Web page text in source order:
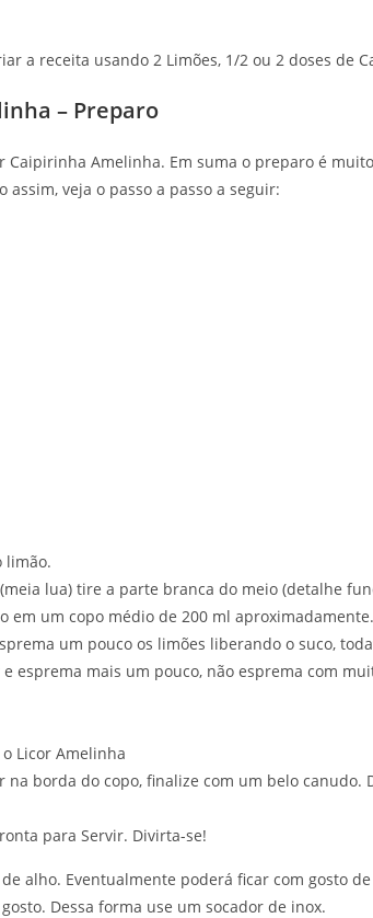
a receita usando 2 Limões, 1/2 ou 2 doses de
– Preparo
Caipirinha Amelinha. Em suma o preparo é
veja o passo a passo a seguir:
limão.
lua) tire a parte branca do meio (detalhe
em um copo médio de 200 ml aproximadamente.
um pouco os limões liberando o suco,
esprema mais um pouco, não esprema com
Licor Amelinha
borda do copo, finalize com um belo canudo.
para Servir. Divirta-se!
alho. Eventualmente poderá ficar com gosto
Dessa forma use um socador de inox.